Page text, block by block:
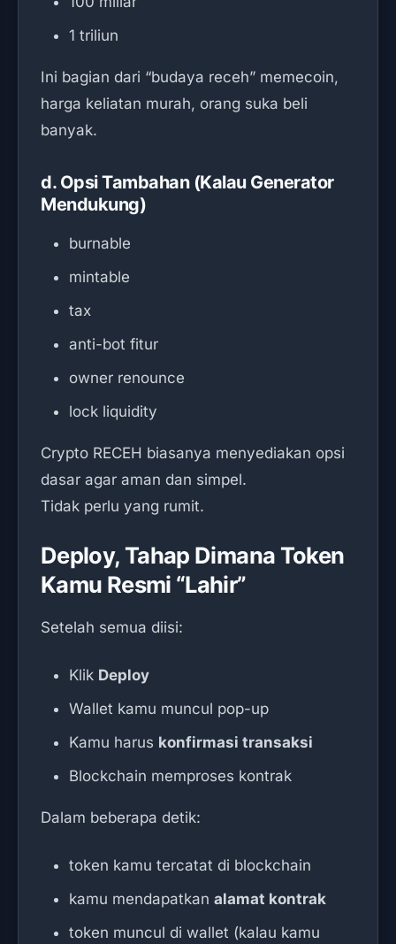
1 triliun
Ini bagian dari “budaya receh” memecoin,
harga keliatan murah, orang suka beli
banyak.
d. Opsi Tambahan (Kalau Generator
Mendukung)
burnable
mintable
tax
anti-bot fitur
owner renounce
lock liquidity
Crypto RECEH biasanya menyediakan opsi
dasar agar aman dan simpel.
Tidak perlu yang rumit.
Deploy, Tahap Dimana Token
Kamu Resmi “Lahir”
Setelah semua diisi:
Klik Deploy
Wallet kamu muncul pop-up
Kamu harus konfirmasi transaksi
Blockchain memproses kontrak
Dalam beberapa detik:
token kamu tercatat di blockchain
kamu mendapatkan alamat kontrak
token muncul di wallet (kalau kamu